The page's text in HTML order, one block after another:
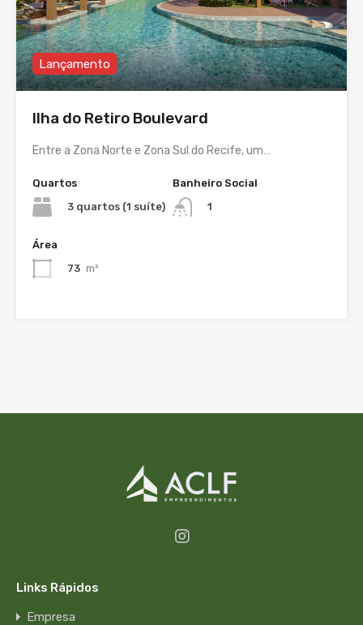
Lançamento
Ilha do Retiro Boulevard
Entre a Zona Norte e Zona Sul do Recife, um…
Quartos
3 quartos (1 suíte)
Banheiro Social
1
Área
73 m²
Links Rápidos
Empresa